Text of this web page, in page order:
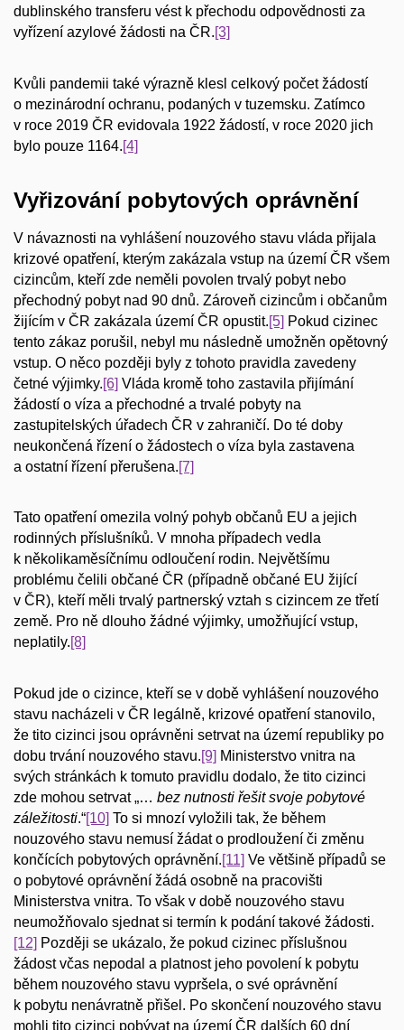
dublinského transferu vést k přechodu odpovědnosti za
vyřízení azylové žádosti na ČR.[3]
Kvůli pandemii také výrazně klesl celkový počet žádostí
o mezinárodní ochranu, podaných v tuzemsku. Zatímco
v roce 2019 ČR evidovala 1922 žádostí, v roce 2020 jich
bylo pouze 1164.[4]
Vyřizování pobytových oprávnění
V návaznosti na vyhlášení nouzového stavu vláda přijala
krizové opatření, kterým zakázala vstup na území ČR všem
cizincům, kteří zde neměli povolen trvalý pobyt nebo
přechodný pobyt nad 90 dnů. Zároveň cizincům i občanům
žijícím v ČR zakázala území ČR opustit.[5] Pokud cizinec
tento zákaz porušil, nebyl mu následně umožněn opětovný
vstup. O něco později byly z tohoto pravidla zavedeny
četné výjimky.[6] Vláda kromě toho zastavila přijímání
žádostí o víza a přechodné a trvalé pobyty na
zastupitelských úřadech ČR v zahraničí. Do té doby
neukončená řízení o žádostech o víza byla zastavena
a ostatní řízení přerušena.[7]
Tato opatření omezila volný pohyb občanů EU a jejich
rodinných příslušníků. V mnoha případech vedla
k několikaměsíčnímu odloučení rodin. Největšímu
problému čelili občané ČR (případně občané EU žijící
v ČR), kteří měli trvalý partnerský vztah s cizincem ze třetí
země. Pro ně dlouho žádné výjimky, umožňující vstup,
neplatily.[8]
Pokud jde o cizince, kteří se v době vyhlášení nouzového
stavu nacházeli v ČR legálně, krizové opatření stanovilo,
že tito cizinci jsou oprávněni setrvat na území republiky po
dobu trvání nouzového stavu.[9] Ministerstvo vnitra na
svých stránkách k tomuto pravidlu dodalo, že tito cizinci
zde mohou setrvat „… bez nutnosti řešit svoje pobytové
záležitosti.“[10] To si mnozí vyložili tak, že během
nouzového stavu nemusí žádat o prodloužení či změnu
končících pobytových oprávnění.[11] Ve většině případů se
o pobytové oprávnění žádá osobně na pracovišti
Ministerstva vnitra. To však v době nouzového stavu
neumožňovalo sjednat si termín k podání takové žádosti.
[12] Později se ukázalo, že pokud cizinec příslušnou
žádost včas nepodal a platnost jeho povolení k pobytu
během nouzového stavu vypršela, o své oprávnění
k pobytu nenávratně přišel. Po skončení nouzového stavu
mohli tito cizinci pobývat na území ČR dalších 60 dní